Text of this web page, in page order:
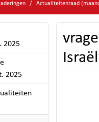
Actualiteitenraad
2025
2025